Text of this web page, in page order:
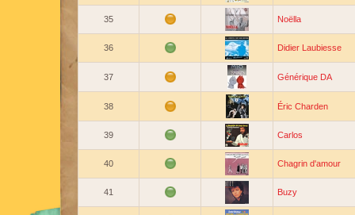
35 Noëlla
36 Didier Laubiesse
37 Générique DA
38 Éric Charden
39 Carlos
40 Chagrin d'amour
41 Buzy